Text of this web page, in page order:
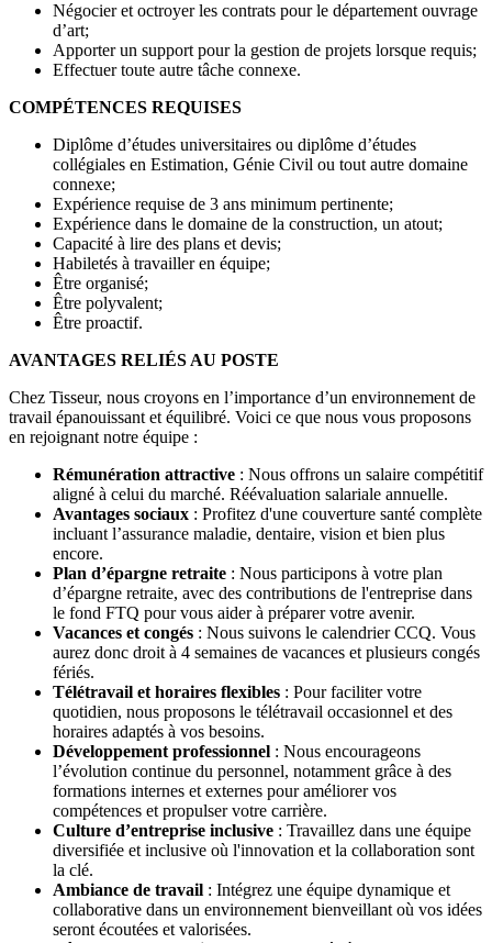
Négocier et octroyer les contrats pour le département ouvrage
d’art;
Apporter un support pour la gestion de projets lorsque requis;
Effectuer toute autre tâche connexe.
COMPÉTENCES REQUISES
Diplôme d’études universitaires ou diplôme d’études
collégiales en Estimation, Génie Civil ou tout autre domaine
connexe;
Expérience requise de 3 ans minimum pertinente;
Expérience dans le domaine de la construction, un atout;
Capacité à lire des plans et devis;
Habiletés à travailler en équipe;
Être organisé;
Être polyvalent;
Être proactif.
AVANTAGES RELIÉS AU POSTE
Chez Tisseur, nous croyons en l’importance d’un environnement de
travail épanouissant et équilibré. Voici ce que nous vous proposons
en rejoignant notre équipe :
Rémunération attractive : Nous offrons un salaire compétitif
aligné à celui du marché. Réévaluation salariale annuelle.
Avantages sociaux : Profitez d'une couverture santé complète
incluant l’assurance maladie, dentaire, vision et bien plus
encore.
Plan d’épargne retraite : Nous participons à votre plan
d’épargne retraite, avec des contributions de l'entreprise dans
le fond FTQ pour vous aider à préparer votre avenir.
Vacances et congés : Nous suivons le calendrier CCQ. Vous
aurez donc droit à 4 semaines de vacances et plusieurs congés
fériés.
Télétravail et horaires flexibles : Pour faciliter votre
quotidien, nous proposons le télétravail occasionnel et des
horaires adaptés à vos besoins.
Développement professionnel : Nous encourageons
l’évolution continue du personnel, notamment grâce à des
formations internes et externes pour améliorer vos
compétences et propulser votre carrière.
Culture d’entreprise inclusive : Travaillez dans une équipe
diversifiée et inclusive où l'innovation et la collaboration sont
la clé.
Ambiance de travail : Intégrez une équipe dynamique et
collaborative dans un environnement bienveillant où vos idées
seront écoutées et valorisées.